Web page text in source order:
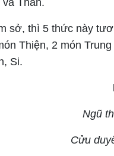
Thân.
sở, thì 5 thức này
Thiện, 2 món
Si.
Ngũ
Cửu